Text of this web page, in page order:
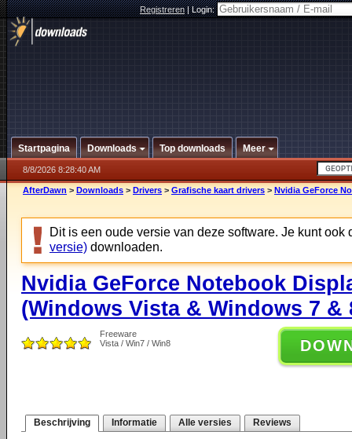
Registreren|Login:
Startpagina Downloads Top downloads Meer
8/8/2026 8:28:40 AM
AfterDawn > Downloads > Drivers > Grafische kaart drivers > Nvidia GeForce
Dit is een oude versie van deze software. Je kunt ook
versie) downloaden.
Nvidia GeForce Notebook
(Windows Vista & Windows 7 &
Freeware
Vista / Win7 / Win8
Beschrijving Informatie Alle versies Reviews